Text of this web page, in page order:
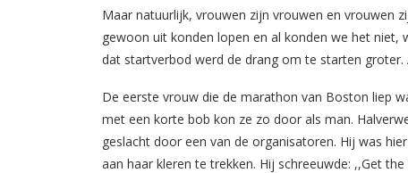
Maar natuurlijk, vrouwen zijn vrouwen en vrouwen
gewoon uit konden lopen en al konden we het
dat startverbod werd de drang om te starten
De eerste vrouw die de marathon van Boston liep
met een korte bob kon ze zo door als man.
geslacht door een van de organisatoren. Hij was
aan haar kleren te trekken. Hij schreeuwde: ,,Get